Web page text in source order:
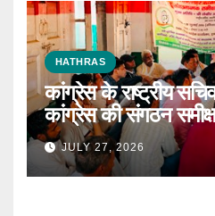
HATHRAS
कांग्रेस के राष्ट्रीय
कांग्रेस की संगठन
JULY 27, 2026